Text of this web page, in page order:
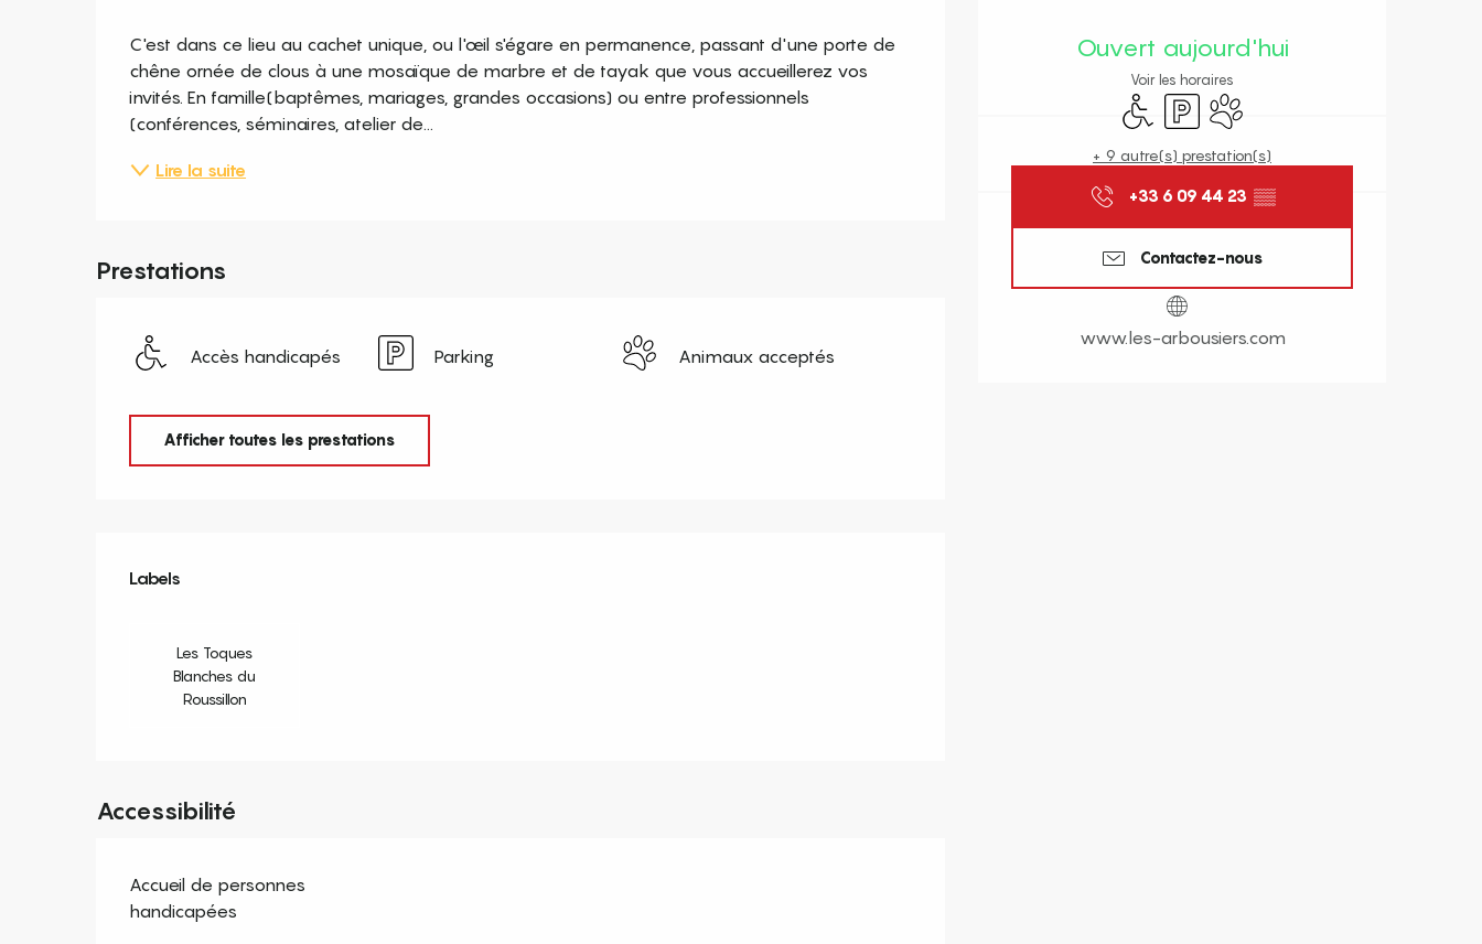
Ouvert aujourd'hui
Voir les horaires
Accès handicapés
ParkingAnimaux acceptés
+ 9 autre(s) prestation(s)
+33 6 09 44 23 ▒▒
Contactez-nous
www.les-arbousiers.com
Description
C'est dans ce lieu au cachet unique, ou l'œil s'égare en permanence, passant d'une porte de
chêne ornée de clous à une mosaïque de marbre et de tayak que vous accueillerez vos
invités. En famille(baptêmes, mariages, grandes occasions) ou entre professionnels
(conférences, séminaires, atelier de...
Lire la suite
Prestations
Accès handicapés Parking Animaux acceptés
Afficher toutes les prestations
Offres de prestations
Labels
Labels
Les Toques
Blanches du
Roussillon
Accessibilité
Accueil de personnes
handicapées